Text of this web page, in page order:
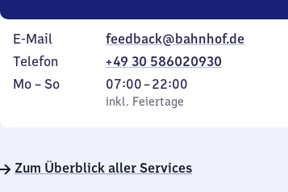
E-Mail
feedback@bahnhof.de
Telefon
+49 30 586020930
Montag
Mo – So,
inkl. Feiertage
07:00–22:00
Von
7
22
inkl. Feiertage
Zum Überblick aller Services